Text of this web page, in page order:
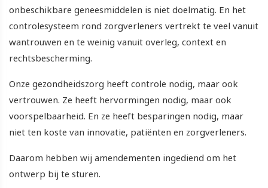
onbeschikbare geneesmiddelen is niet doelmatig. En het
controlesysteem rond zorgverleners vertrekt te veel vanuit
wantrouwen en te weinig vanuit overleg, context en
rechtsbescherming.
Onze gezondheidszorg heeft controle nodig, maar ook
vertrouwen. Ze heeft hervormingen nodig, maar ook
voorspelbaarheid. En ze heeft besparingen nodig, maar
niet ten koste van innovatie, patiënten en zorgverleners.
Daarom hebben wij amendementen ingediend om het
ontwerp bij te sturen.